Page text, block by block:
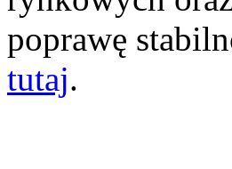
poprawę
tutaj.